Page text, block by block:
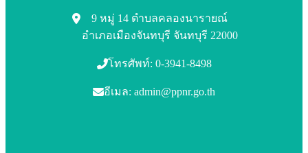
9 หมู่ 14 ตำบลคลองนารายณ์
อำเภอเมืองจันทบุรี จันทบุรี 22000
โทรศัพท์: 0-3941-8498
อีเมล: admin@ppnr.go.th